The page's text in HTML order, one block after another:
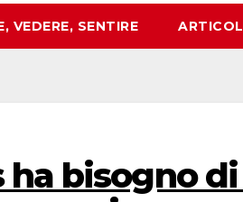
VEDERE, SENTIRE
ha bisogno